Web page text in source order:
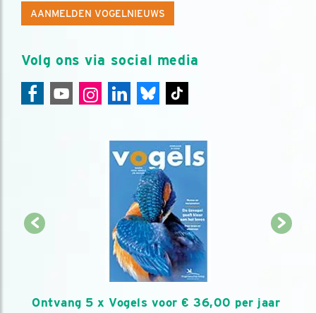
AANMELDEN VOGELNIEUWS
Volg ons via social media
Ontvang 5 x Vogels voor € 36,00 per jaar